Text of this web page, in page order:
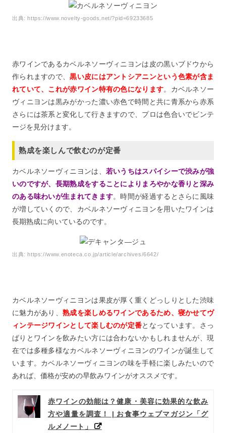
出典:https://www.novelty-goods.net/?pid=69233685
赤ワインであるカベルネソーヴィニヨンは皮の黒いブドウから
作られますので、黒い皮にはアントシアニンという色素が含ま
れていて、これが赤ワイン特有の色になります。カベルネソー
ヴィニヨンは黒みがかった濃い赤色で時間と共に青系から赤系
さらには茶系と変化して行きますので、プロは色合いでビンテ
ージを見分けます。
熟成を楽しんで飲むのが定番
カベルネソーヴィニヨンは、 若いうちはスパイシーで渋みが強
いのですが、長期熟成をすることによりまろやかな香りと深み
のある味わいが生まれてきます。時間が経過するとさらに風味
が増していくので、カベルネソーヴィニヨンを用いたワインは
長期熟成に向いているのです。
出典:https://www.enoteca.co.jp/article/archives/6642/
カベルネソーヴィニヨンは果皮が厚く重くどっしりとした渋味
に魅力があり、熟成を楽しめるワインであるため、寝かせてヴ
ィンテージワインとして楽しむのが定番となっています。さっ
ぱりとワインを飲みたい方には合わないかもしれませんが、現
在では多種多様なカベルネソーヴィニヨンのワインが誕生して
います。カベルネソーヴィニヨンの味を手軽に楽しみたいので
あれば、価格が安めの早飲みワインがオススメです。
赤ワインの効能は？健康・美容に効果的な飲み
方や適量を調査！ | お食事ウェブマガジン「グ
ルメノート」